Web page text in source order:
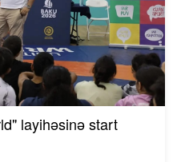
layihəsinə start